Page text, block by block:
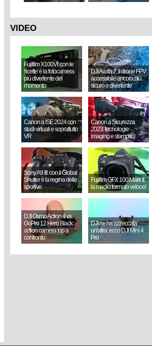
VIDEO
Fujifilm X100VI: con le
'ricette' è la fotocamera
più divertente del
momento
DJI Avata 2: il drone FPV
accessibile ancora più
sicuro e divertente
Canon a ISE 2024 con
studi virtuali e soprattutto
VR
Canon a Sicurezza
2023: tecnologie
imaging e stampa
Sony A9 III: con il Global
Shutter è la regina delle
sportive
Fujifilm GFX 100 Mark II:
la medio formato veloce!
DJI Osmo Action 4 vs.
GoPro 12 Hero Black:
action camera top a
confronto
DJI ne ha azzeccata
un'altra: ecco DJI Mini 4
Pro